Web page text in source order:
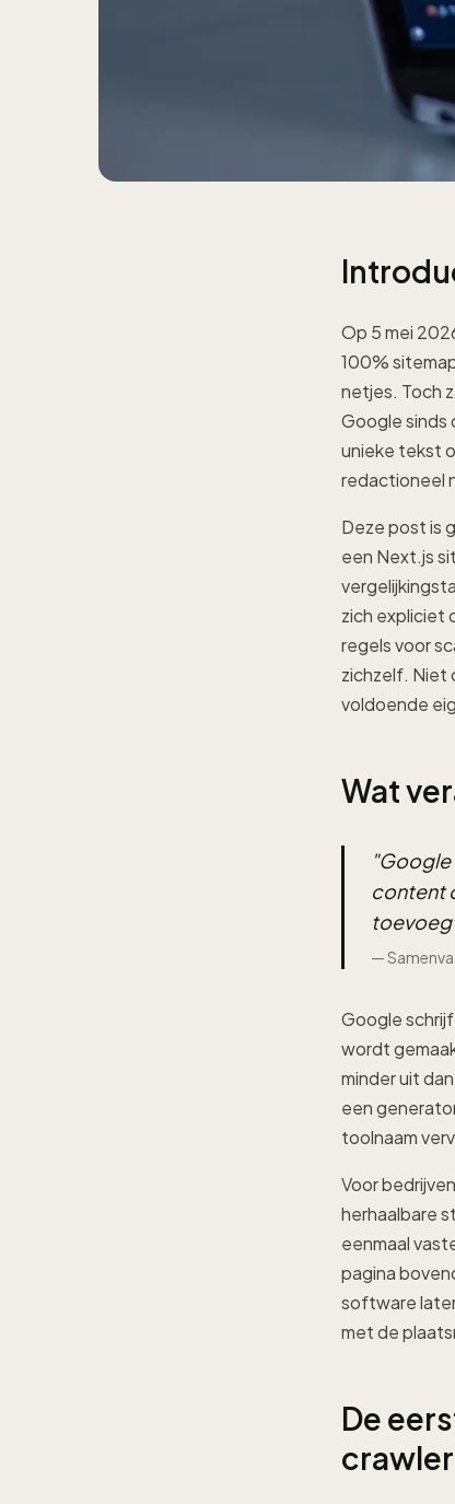
Op 5 mei
100%
netjes. Toch
Google sinds
unieke tekst
redactioneel
Deze post is
een Next.js
zich expliciet
regels voor
zichzelf. Niet
voldoende
Wat
"Google
content
—
Google
wordt
minder uit
een
toolnaam
Voor
herhaalbare
eenmaal
pagina
software
met de
De